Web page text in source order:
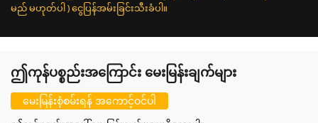
မည် မဟုတ်ပါ ) ငွေပြန်အမ်းခြင်းသီးခံပါ။
ဤကုန်ပစ္စည်းအကြောင်း မေးမြန်းချက်များ
မေးမြန်းစုံစမ်းရန် အကောင့်ဝင်ပါ